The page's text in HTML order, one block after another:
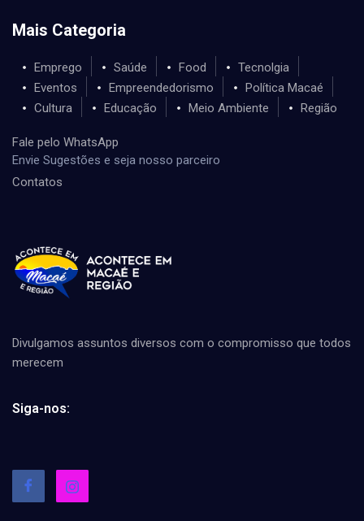
Mais Categoria
Emprego Saúde Food
Tecnolgia
Eventos
Empreendedorismo
Política Macaé
Cultura
Educação Meio Ambiente Região
Fale pelo WhatsApp
Envie Sugestões e seja nosso parceiro
Contatos
Divulgamos assuntos diversos com o compromisso que todos
merecem
Siga-nos: